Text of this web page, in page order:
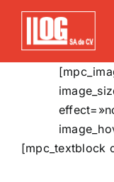
Saltar
contenido
[mpc_textblock